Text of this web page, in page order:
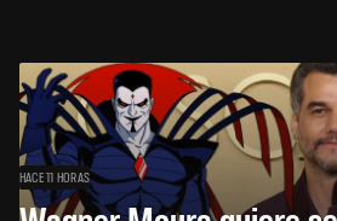
HACE 11 HORAS